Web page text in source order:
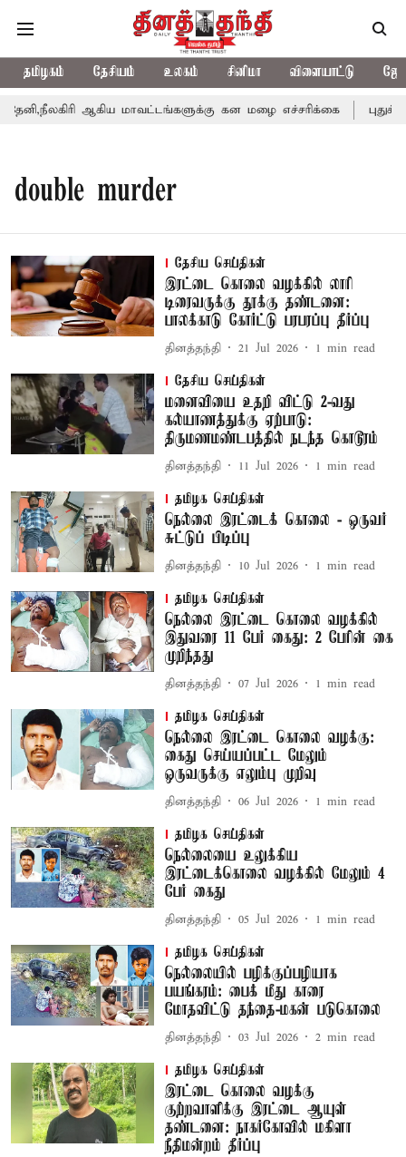
தமிழகம் தேசியம் உலகம் சினிமா விளையாட்டு
ஆகிய மாவட்டங்களுக்கு கன மழை எச்சரிக்கை
double murder
தேசிய செய்திகள்
இரட்டை கொலை வழக்கில் லாரி
டிரைவருக்கு தூக்கு தண்டனை:
பாலக்காடு கோர்ட்டு பரபரப்பு தீர்ப்பு
தினத்தந்தி 21 Jul 2026 1 min read
தேசிய செய்திகள்
மனைவியை உதறி விட்டு 2-வது
கல்யாணத்துக்கு ஏற்பாடு:
திருமணமண்டபத்தில் நடந்த கொடூரம்
தினத்தந்தி 11 Jul 2026 1 min read
தமிழக செய்திகள்
நெல்லை இரட்டைக் கொலை - ஒருவர்
சுட்டுப் பிடிப்பு
தினத்தந்தி 10 Jul 2026 1 min read
தமிழக செய்திகள்
நெல்லை இரட்டை கொலை வழக்கில்
இதுவரை 11 பேர் கைது: 2 பேரின் கை
முறிந்தது
தினத்தந்தி 07 Jul 2026 1 min read
தமிழக செய்திகள்
நெல்லை இரட்டை கொலை வழக்கு:
கைது செய்யப்பட்ட மேலும்
ஒருவருக்கு எலும்பு முறிவு
தினத்தந்தி 06 Jul 2026 1 min read
தமிழக செய்திகள்
நெல்லையை உலுக்கிய
இரட்டைக்கொலை வழக்கில் மேலும் 4
பேர் கைது
தினத்தந்தி 05 Jul 2026 1 min read
தமிழக செய்திகள்
நெல்லையில் பழிக்குப்பழியாக
பயங்கரம்: பைக் மீது காரை
மோதவிட்டு தந்தை-மகன் படுகொலை
தினத்தந்தி 03 Jul 2026 2 min read
தமிழக செய்திகள்
இரட்டை கொலை வழக்கு
குற்றவாளிக்கு இரட்டை ஆயுள்
தண்டனை: நாகர்கோவில் மகிளா
நீதிமன்றம் தீர்ப்பு